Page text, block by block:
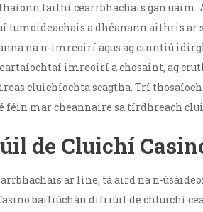
taithí cearrbhachais gan
tumoideachais a dhéanann aithris
na n-imreoirí agus ag cinntiú
imreoirí a chosaint, ag
cluichíochta scagtha. Trí
féin mar cheannaire sa tírdhreach
de Cluichí
ar líne, tá aird na n-
bailiúchán difriúil de chluichí